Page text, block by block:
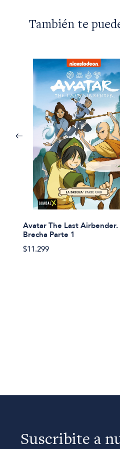
También te
Avatar The Last Airbender.
Brecha Parte 1
$11.299
Suscribite a